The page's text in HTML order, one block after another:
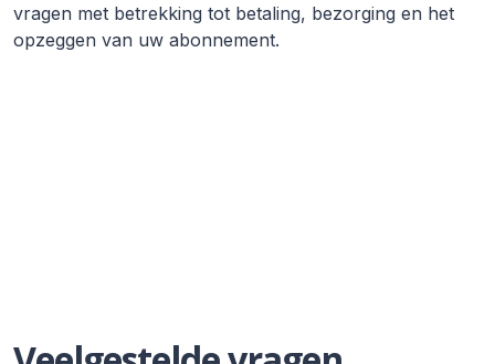
vragen met betrekking tot betaling, bezorging en het
opzeggen van uw abonnement.